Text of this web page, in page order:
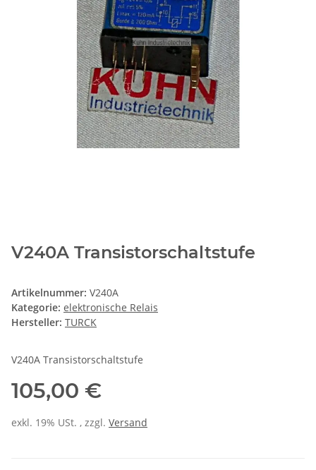
V240A Transistorschaltstufe
Artikelnummer: V240A
Kategorie: elektronische Relais
Hersteller: TURCK
V240A Transistorschaltstufe
105,00 €
exkl. 19% USt. , zzgl. Versand